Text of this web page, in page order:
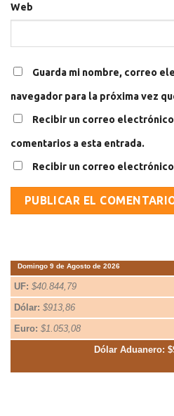
Web
Guarda mi nombre, correo
navegador para la próxima vez
Recibir un correo
comentarios a esta entrada.
Recibir un correo
Domingo 9 de Agosto de 2026
UF: $40.844,79
Dólar: $913,86
Euro: $1.053,08
Dólar Aduanero: